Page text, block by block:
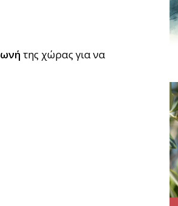
της χώρας για να